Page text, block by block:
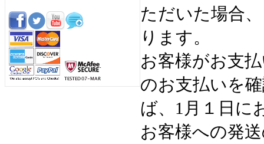
ただいた場合
ります。
お客様がお支
のお支払いを
ば、1月１日に
お客様への発